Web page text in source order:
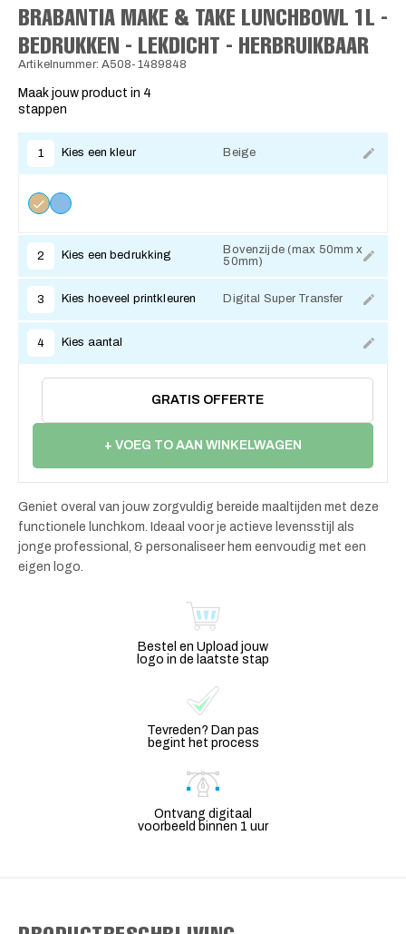
BRABANTIA MAKE & TAKE LUNCHBOWL 1L -
BEDRUKKEN - LEKDICHT - HERBRUIKBAAR
Artikelnummer: A508-1489848
Maak jouw product in 4
stappen
1 Kies een kleur Beige
2 Kies een bedrukking
Bovenzijde (max 50mm x
50mm)
3 Kies hoeveel printkleuren Digital Super Transfer
4 Kies aantal
GRATIS OFFERTE
+ VOEG TO AAN WINKELWAGEN
Geniet overal van jouw zorgvuldig bereide maaltijden met deze
functionele lunchkom. Ideaal voor je actieve levensstijl als
jonge professional, & personaliseer hem eenvoudig met een
eigen logo.
Bestel en Upload jouw
logo in de laatste stap
Tevreden? Dan pas
begint het process
Ontvang digitaal
voorbeeld binnen 1 uur